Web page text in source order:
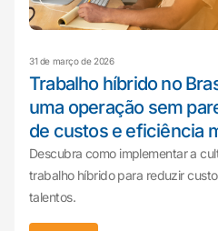
31 de março de 2026
Trabalho híbrido no
uma operação sem
de custos e eficiência
Descubra como implementar a
trabalho híbrido para reduzir
talentos.